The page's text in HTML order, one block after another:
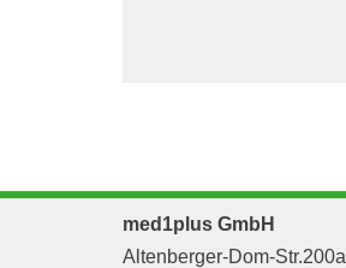
med1plus GmbH
Altenberger-Dom-Str.200a